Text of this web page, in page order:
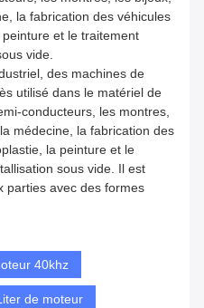
la fabrication des véhicules
et le traitement
vide.
des machines de
utilisé dans le matériel de
conducteurs, les montres,
médecine, la fabrication des
la peinture et le
sous vide. Il est
parties avec des formes
40khz
de moteur